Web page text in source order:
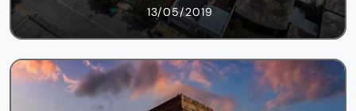
13/05/2019